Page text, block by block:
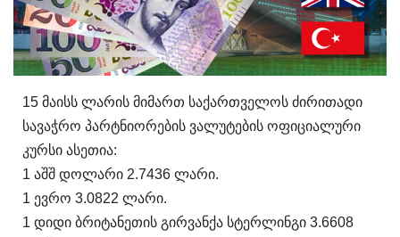
15 მაისს ლარის მიმართ საქართველოს ძირითადი
სავაჭრო პარტნიორების ვალუტების ოფიციალური
კურსი ასეთია:
1 აშშ დოლარი 2.7436 ლარი.
1 ევრო 3.0822 ლარი.
1 დიდი ბრიტანეთის გირვანქა სტერლინგი 3.6608